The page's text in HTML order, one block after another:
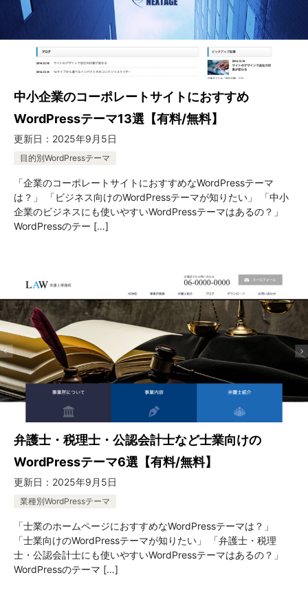
中小企業のコーポレートサイトにおすすめ
WordPressテーマ13選【有料/無料】
更新日： 2025年9月5日
目的別WordPressテーマ
「企業のコーポレートサイトにおすすめなWordPressテーマ
は？」 「ビジネス向けのWordPressテーマが知りたい」 「中小
企業のビジネスにも使いやすいWordPressテーマはあるの？」
WordPressのテー […]
弁護士・税理士・公認会計士など士業向けの
WordPressテーマ6選【有料/無料】
更新日： 2025年9月5日
業種別WordPressテーマ
「士業のホームページにおすすめなWordPressテーマは？」
「士業向けのWordPressテーマが知りたい」 「弁護士・税理
士・公認会計士にも使いやすいWordPressテーマはあるの？」
WordPressのテーマ […]